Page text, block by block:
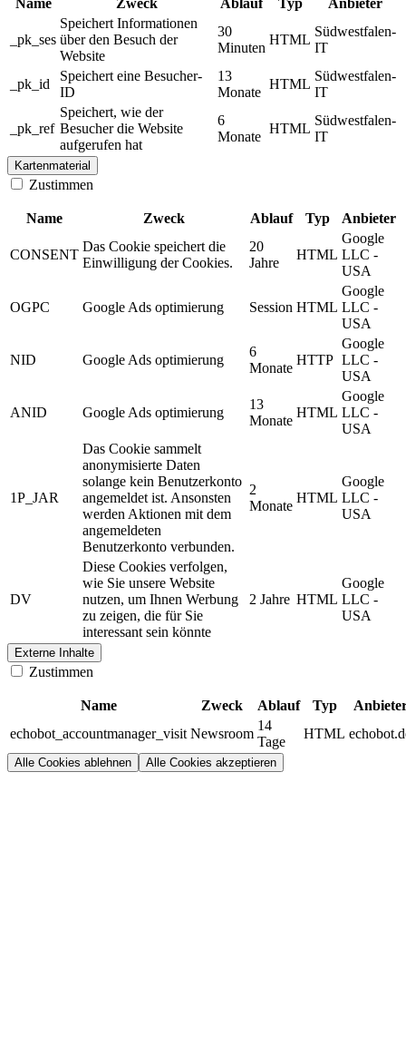
_pk_ses
Speichert Informationen
über den Besuch der
Website
30
Minuten
HTML
Südwestfalen-
IT
_pk_id
Speichert eine Besucher-
ID
13
Monate
HTML
Südwestfalen-
IT
_pk_ref
Speichert, wie der
Besucher die Website
aufgerufen hat
6
Monate
HTML
Südwestfalen-
IT
Kartenmaterial
Zustimmen
Name Zweck Ablauf Typ Anbieter
CONSENT
Das Cookie speichert die
Einwilligung der Cookies.
20
Jahre
HTML
Google
LLC -
USA
OGPC Google Ads optimierung Session HTML
Google
LLC -
USA
NID Google Ads optimierung
6
Monate
HTTP
Google
LLC -
USA
ANID Google Ads optimierung
13
Monate
HTML
Google
LLC -
USA
1P_JAR
Das Cookie sammelt
anonymisierte Daten
solange kein Benutzerkonto
angemeldet ist. Ansonsten
werden Aktionen mit dem
angemeldeten
Benutzerkonto verbunden.
2
Monate
HTML
Google
LLC -
USA
DV
Diese Cookies verfolgen,
wie Sie unsere Website
nutzen, um Ihnen Werbung
zu zeigen, die für Sie
interessant sein könnte
2 Jahre HTML
Google
LLC -
USA
Externe Inhalte
Zustimmen
Name Zweck Ablauf Typ
echobot_accountmanager_visit Newsroom
14
Tage
HTML
Alle Cookies ablehnen Alle Cookies akzeptieren